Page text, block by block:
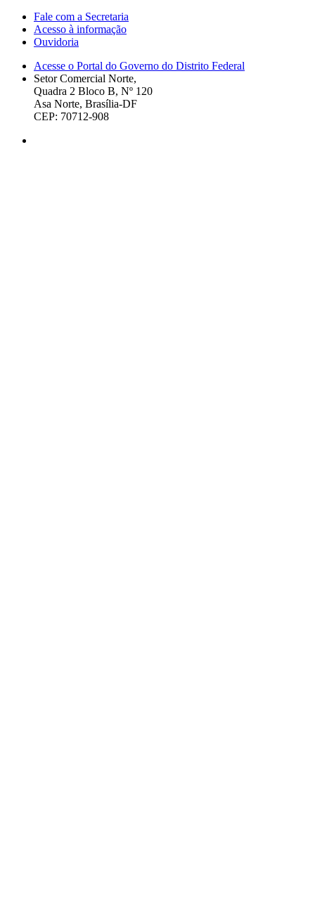
Fale com a Secretaria
Acesso à informação
Ouvidoria
Acesse o Portal do Governo do Distrito Federal
Setor Comercial Norte,
Quadra 2 Bloco B, Nº 120
Asa Norte, Brasília-DF
CEP: 70712-908